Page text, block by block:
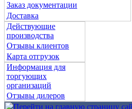
Заказ документации
Доставка
Действующие
производства
Отзывы клиентов
Карта отгрузок
Информация для
торгующих
организаций
Отзывы дилеров